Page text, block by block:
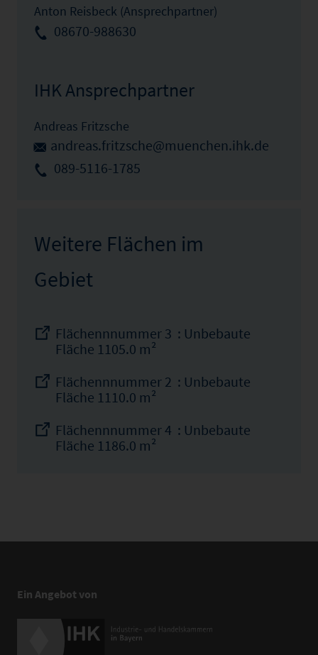
Anton Reisbeck (Ansprechpartner)
08670-988630
IHK Ansprechpartner
Andreas Fritzsche
andreas.fritzsche@muenchen.ihk.de
089-5116-1785
Weitere Flächen im
Gebiet
Flächennnummer 3 : Unbebaute
Fläche 1105.0 m²
Flächennnummer 2 : Unbebaute
Fläche 1110.0 m²
Flächennnummer 4 : Unbebaute
Fläche 1186.0 m²
Ein Angebot von